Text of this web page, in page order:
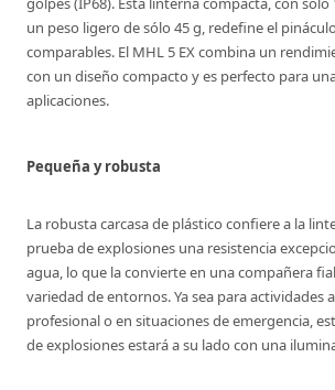
un peso ligero de sólo 45 g, redefine el
comparables. El MHL 5 EX combina un
con un diseño compacto y es perfecto para
aplicaciones.
Pequeña y robusta
La robusta carcasa de plástico confiere a la
prueba de explosiones una resistencia
agua, lo que la convierte en una compañera
variedad de entornos. Ya sea para actividades
profesional o en situaciones de emergencia,
de explosiones estará a su lado con una